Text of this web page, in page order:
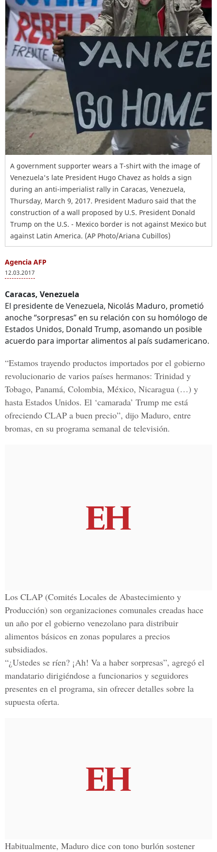
A government supporter wears a T-shirt with the image of
Venezuela's late President Hugo Chavez as holds a sign
during an anti-imperialist rally in Caracas, Venezuela,
Thursday, March 9, 2017. President Maduro said that the
construction of a wall proposed by U.S. President Donald
Trump on the U.S. - Mexico border is not against Mexico but
against Latin America. (AP Photo/Ariana Cubillos)
Agencia AFP
12.03.2017
Caracas, Venezuela
El presidente de Venezuela, Nicolás Maduro, prometió
anoche “sorpresas” en su relación con su homólogo de
Estados Unidos, Donald Trump, asomando un posible
acuerdo para importar alimentos al país sudamericano.
“Estamos trayendo productos importados por el gobierno
revolucionario de varios países hermanos: Trinidad y
Tobago, Panamá, Colombia, México, Nicaragua (…) y
hasta Estados Unidos. El ‘camarada’ Trump me está
ofreciendo CLAP a buen precio”, dijo Maduro, entre
bromas, en su programa semanal de televisión.
Los CLAP (Comités Locales de Abastecimiento y
Producción) son organizaciones comunales creadas hace
un año por el gobierno venezolano para distribuir
alimentos básicos en zonas populares a precios
subsidiados.
“¿Ustedes se ríen? ¡Ah! Va a haber sorpresas”, agregó el
mandatario dirigiéndose a funcionarios y seguidores
presentes en el programa, sin ofrecer detalles sobre la
supuesta oferta.
Habitualmente, Maduro dice con tono burlón sostener